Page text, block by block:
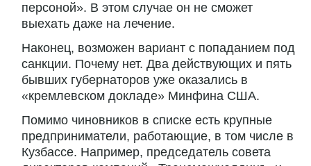
персоной». В этом случае он не сможет
выехать даже на лечение.
Наконец, возможен вариант с попаданием под
санкции. Почему нет. Два действующих и пять
бывших губернаторов уже оказались в
«кремлевском докладе» Минфина США.
Помимо чиновников в списке есть крупные
предприниматели, работающие, в том числе в
Кузбассе. Например, председатель совета